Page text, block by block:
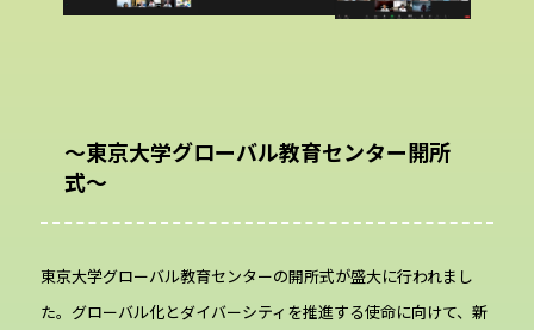
～東京大学グローバル教育センター開所
式～
東京大学グローバル教育センターの開所式が盛大に行われまし
た。グローバル化とダイバーシティを推進する使命に向けて、新